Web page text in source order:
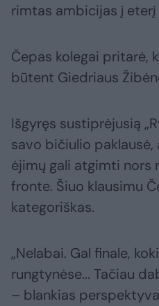
rimtas ambicijas į eterį
Čepas kolegai pritarė,
būtent Giedriaus
Išgyręs sustiprėjusią
savo bičiulio paklausė,
ėjimų gali atgimti nors
fronte. Šiuo klausimu
kategoriškas.
„Nelabai. Gal finale,
rungtynėse... Tačiau
– blankias